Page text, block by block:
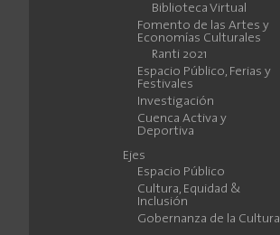
Biblioteca Virtual
Fomento de las Artes y
Economías Culturales
Ranti 2021
Espacio Público, Ferias y
Festivales
Investigación
Cuenca Activa y
Deportiva
Ejes
Espacio Público
Cultura, Equidad &
Inclusión
Gobernanza de la Cultura